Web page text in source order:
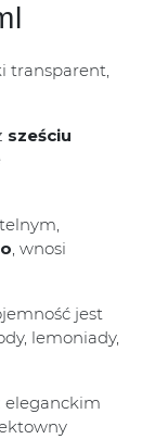
transparent,
sześciu
, wnosi
jest
lemoniady,
eleganckim